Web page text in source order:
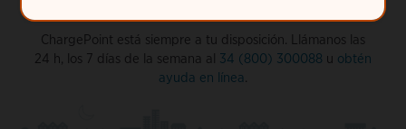
ChargePoint está siempre a tu disposición. Llámanos las
24 h, los 7 días de la semana al 34 (800) 300088 u obtén
ayuda en línea.